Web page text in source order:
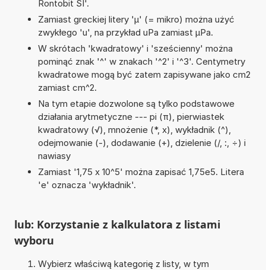
Rontobit SI'.
Zamiast greckiej litery 'µ' (= mikro) można użyć
zwykłego 'u', na przykład uPa zamiast µPa.
W skrótach 'kwadratowy' i 'sześcienny' można
pominąć znak '^' w znakach '^2' i '^3'. Centymetry
kwadratowe mogą być zatem zapisywane jako cm2
zamiast cm^2.
Na tym etapie dozwolone są tylko podstawowe
działania arytmetyczne --- pi (π), pierwiastek
kwadratowy (√), mnożenie (*, x), wykładnik (^),
odejmowanie (-), dodawanie (+), dzielenie (/, :, ÷) i
nawiasy
Zamiast '1,75 x 10^5' można zapisać 1,75e5. Litera
'e' oznacza 'wykładnik'.
lub: Korzystanie z kalkulatora z listami
wyboru
Wybierz właściwą kategorię z listy, w tym